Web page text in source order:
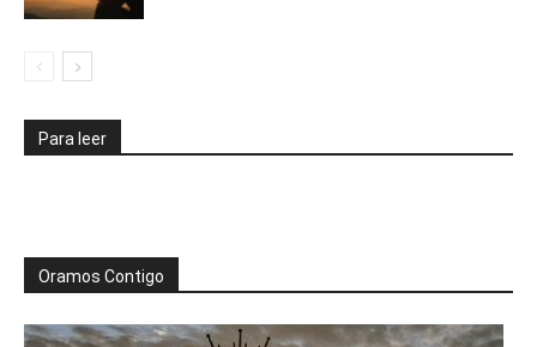
Para leer
Oramos Contigo